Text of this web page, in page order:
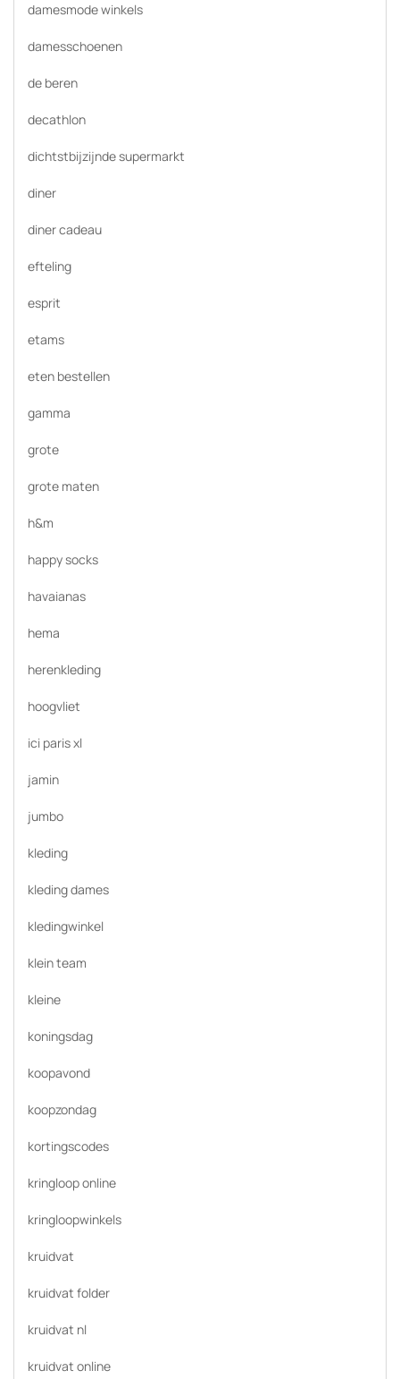
damesmode winkels
damesschoenen
de beren
decathlon
dichtstbijzijnde supermarkt
diner
diner cadeau
efteling
esprit
etams
eten bestellen
gamma
grote
grote maten
h&m
happy socks
havaianas
hema
herenkleding
hoogvliet
ici paris xl
jamin
jumbo
kleding
kleding dames
kledingwinkel
klein team
kleine
koningsdag
koopavond
koopzondag
kortingscodes
kringloop online
kringloopwinkels
kruidvat
kruidvat folder
kruidvat nl
kruidvat online